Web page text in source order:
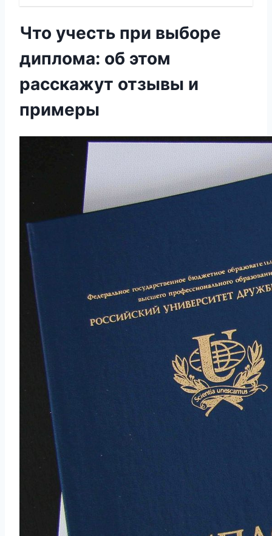
Что учесть при выборе
диплома: об этом
расскажут отзывы и
примеры